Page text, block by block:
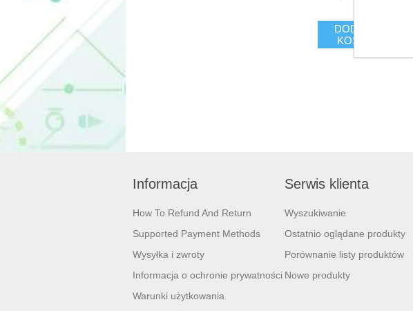
DODAJ DO
KOSZYKA
Informacja
How To Refund And Return
Supported Payment Methods
Wysyłka i zwroty
Informacja o ochronie prywatności
Warunki użytkowania
Serwis klienta
Wyszukiwanie
Ostatnio oglądane produkty
Porównanie listy produktów
Nowe produkty